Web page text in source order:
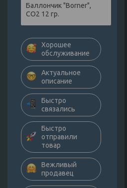
Баллончик "Borner",
СО2 12 гр.
Хорошее
обслуживание
Актуальное
описание
Быстро
связались
Быстро
отправили
товар
Вежливый
продавец